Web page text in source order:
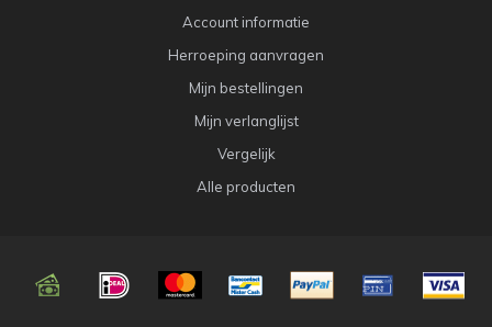
Account informatie
Herroeping aanvragen
Mijn bestellingen
Mijn verlanglijst
Vergelijk
Alle producten